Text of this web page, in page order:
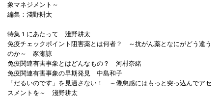
象マネジメント～
編集：淺野耕太
特集１にあたって 淺野耕太
免疫チェックポイント阻害薬とは何者？ ～抗がん薬となにがどう違う
のか～ 豕瀬諒
免疫関連有害事象とはどんなもの？ 河村奈緒
免疫関連有害事象の早期発見 中島和子
「だるいのです」を見過さない！ ～倦怠感にはもっと突っ込んでアセ
スメントを～ 淺野耕太